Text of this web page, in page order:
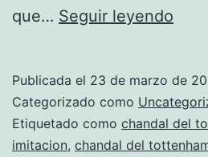
que… Seguir leyendo
Publicada el 23 de marzo de
Categorizado como
Etiquetado como chandal del
imitacion, chandal del